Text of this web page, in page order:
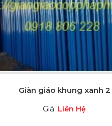
Giàn giáo khung xanh 2
Giá: Liên Hệ